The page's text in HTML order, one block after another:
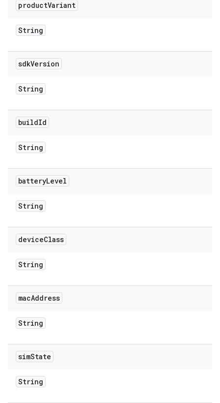
productVariant
String
sdkVersion
String
buildId
String
batteryLevel
String
deviceClass
String
macAddress
String
simState
String